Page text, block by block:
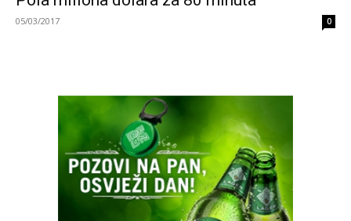
05/03/2017 0